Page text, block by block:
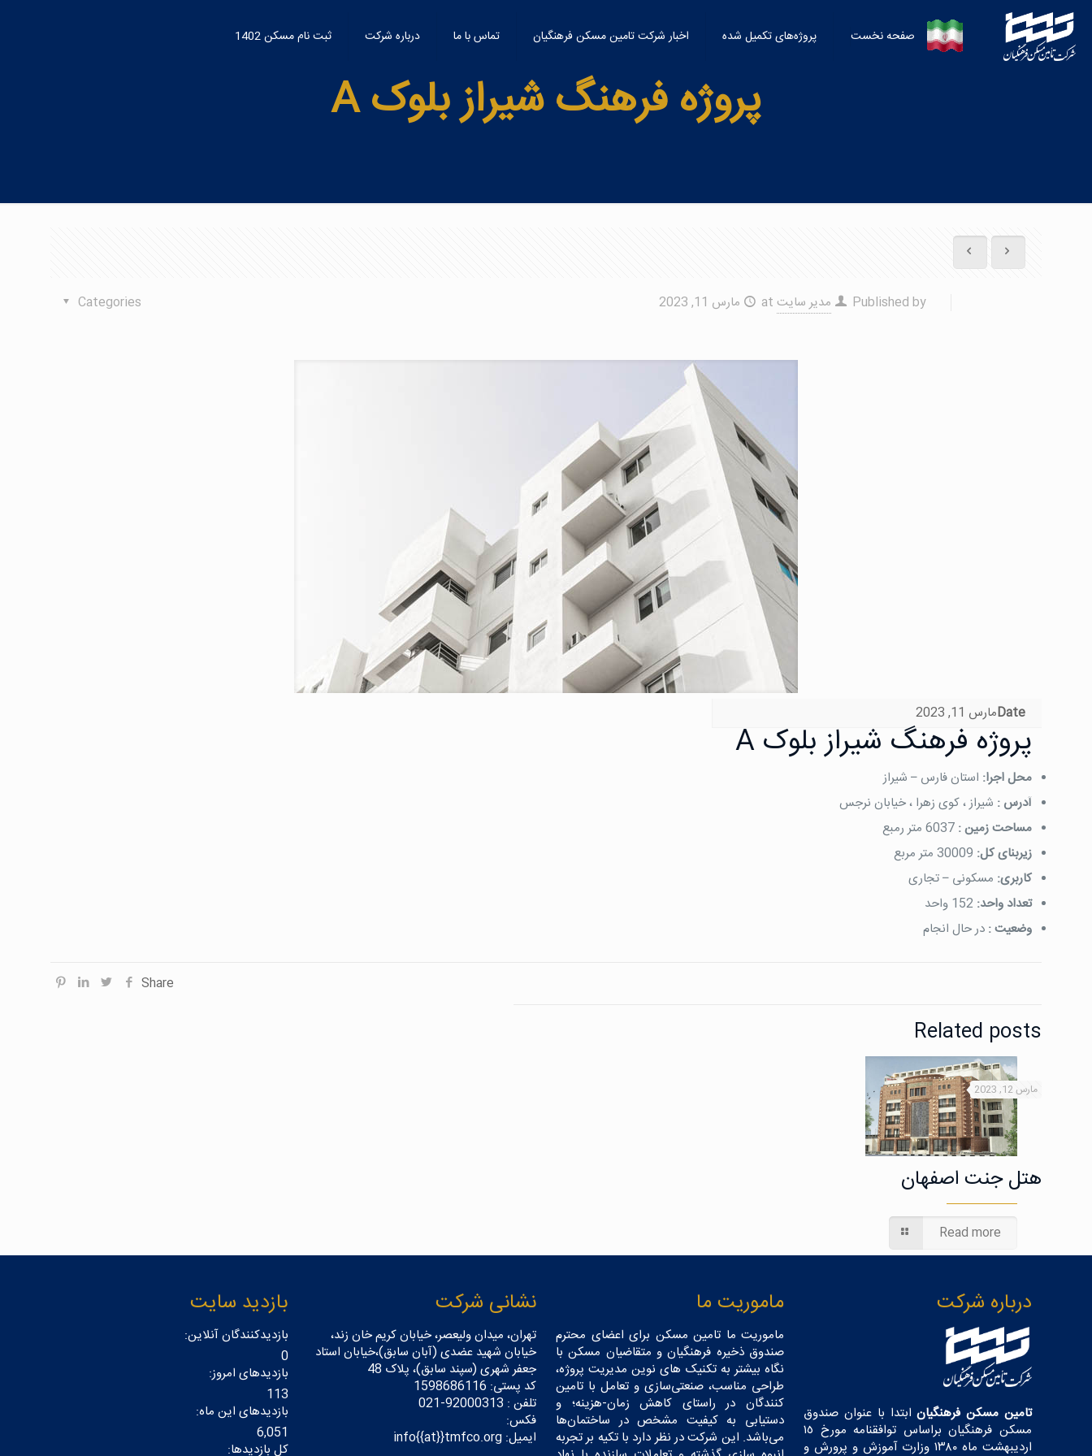
صفحه نخست پروژه‌‌‌‌‌‌‌‌‌‌‌‌‌‌‌‌‌‌‌‌‌‌‌‌‌‌‌‌‌‌‌‌‌‌‌‌‌‌‌‌‌‌‌‌‌‌‌‌‌‌‌‌‌‌‌‌‌‌‌‌‌‌‌‌‌‌‌‌‌‌‌‌‌‌‌‌‌‌‌‌‌‌‌‌‌‌‌‌‌‌‌‌‌‌‌‌‌‌های تکمیل شده اخبار شرکت تامین مسکن فرهنگیان تماس با ما درباره شرکت ثبت نام مسکن 1402
پروژه فرهنگ شیراز بلوک A
Published by مدیر سایت at مارس 11, 2023 Categories
Dateمارس 11, 2023
پروژه فرهنگ شیراز بلوک A
محل اجرا: استان فارس – شیراز
آدرس : شیراز ، کوی زهرا ، خیابان نرجس
مساحت زمین : 6037 متر رمبع
زیربنای کل:
کاربری: مسکونی – تجاری
تعداد واحد:
وضعیت : در حال انجام
Share
Related posts
مارس 12, 2023
هتل جنت اصفهان
Read more
درباره شرکت
تامین مسکن فرهنگیانابتدا با عنوان صندوق
مسکن فرهنگیان براساس توافقنامه مورخ ١٥
اردیبهشت ماه ١٣٨٠ وزارت آموزش و پرورش و
ماموریت ما
ماموریت ما تامین مسکن برای اعضای محترم
صندوق ذخیره فرهنگیان و متقاضیان مسکن با
نگاه بیشتر به تکنیک های نوین مدیریت پروژه،
طراحی مناسب، صنعتی‌سازی و تعامل با تامین
کنندگان در راستای کاهش زمان-هزینه؛ و
دستیابی به کیفیت مشخص در ساختمان‌ها
می‌باشد. این شرکت در نظر دارد با تکیه بر تجربه
نشانی شرکت
تهران، میدان ولیعصر، خیابان کریم خان زند،
خیابان شهید عضدی (آبان سابق)،خیابان استاد
جعفر شهری (سپند سابق)، پلاک 48
کد پستی: 1598686116
تلفن : 92000313-021
فکس:
ایمیل: info{{at}}tmfco.org
بازدید سایت
بازدیدکنندگان آنلاین:
0
بازدیدهای امروز:
113
بازدیدهای این ماه:
6,051
کل بازدیدها: